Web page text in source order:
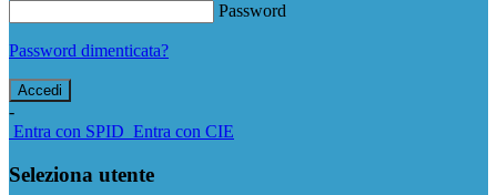
Password
Password dimenticata?
-
Entra con SPID Entra con CIE
Seleziona utente